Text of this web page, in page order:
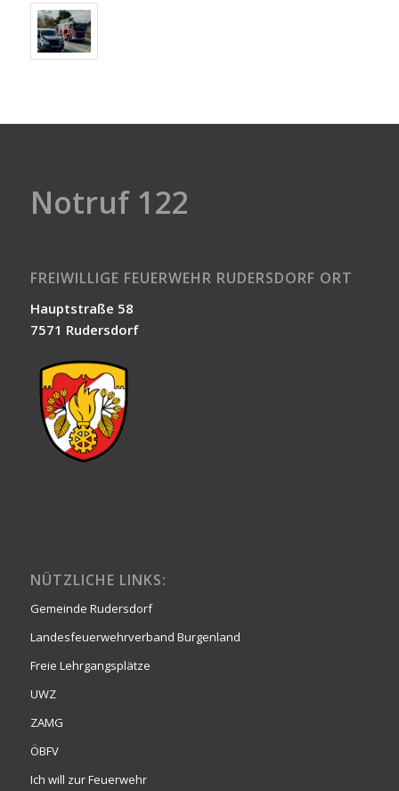
Notruf 122
FREIWILLIGE FEUERWEHR RUDERSDORF ORT
Hauptstraße 58
7571 Rudersdorf
NÜTZLICHE LINKS:
Gemeinde Rudersdorf
Landesfeuerwehrverband Burgenland
Freie Lehrgangsplätze
UWZ
ZAMG
ÖBFV
Ich will zur Feuerwehr